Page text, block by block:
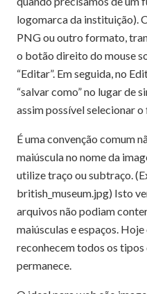
logomarca da instituição).
PNG ou outro formato,
o botão direito do mouse
“Editar”. Em seguida, no
“salvar como” no lugar de
assim possível selecionar
É uma convenção comum
maiúscula no nome da
utilize traço ou subtraço.
british_museum.jpg) Isto
arquivos não podiam
maiúsculas e espaços.
reconhecem todos os tipos
permanece.